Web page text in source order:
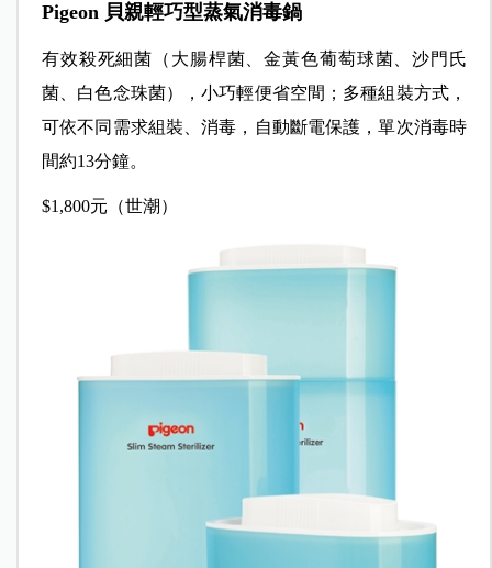
Pigeon 貝親輕巧型蒸氣消毒鍋
有效殺死細菌（大腸桿菌、金黃色葡萄球菌、沙門氏
菌、白色念珠菌），小巧輕便省空間；多種組裝方式，
可依不同需求組裝、消毒，自動斷電保護，單次消毒時
間約13分鐘。
$1,800元（世潮）